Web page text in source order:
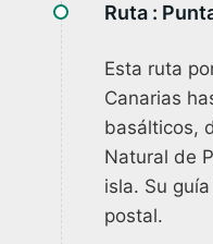
Ruta :
Esta ruta
Canarias
basálticos,
Natural de
isla. Su
postal.